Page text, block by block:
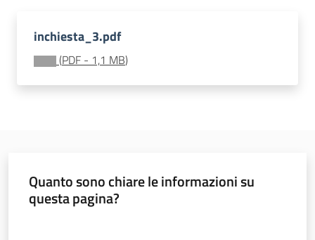
socioeducativi
Formazione
e
Nidi
inchiesta_3.pdf
(PDF - 1,1 MB)
Quanto sono chiare le informazioni su
questa pagina?